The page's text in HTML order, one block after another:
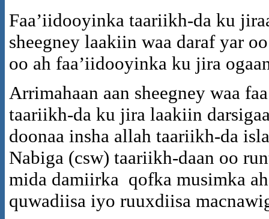
Faa’iidooyinka taariikh-da ku
sheegney laakiin waa daraf yar
oo ah faa’iidooyinka ku jira
Arrimahaan aan sheegney waa
taariikh-da ku jira laakiin
doonaa insha allah taariikh-da
Nabiga (csw) taariikh-daan oo
mida damiirka qofka musimka
quwadiisa iyo ruuxdiisa